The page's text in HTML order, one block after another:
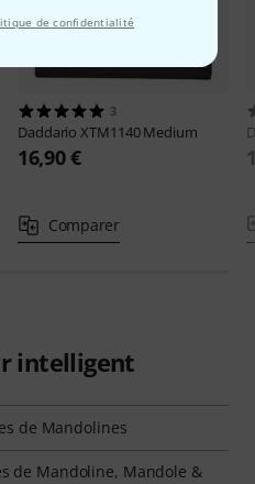
de confidentialité
3
DaddarioXTM1140 Medium
16,90 €
Comparer
intelligent
de Mandolines
de Mandoline, Mandole &